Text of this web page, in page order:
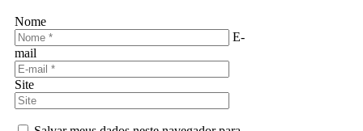
Nome
E-
mail
Site